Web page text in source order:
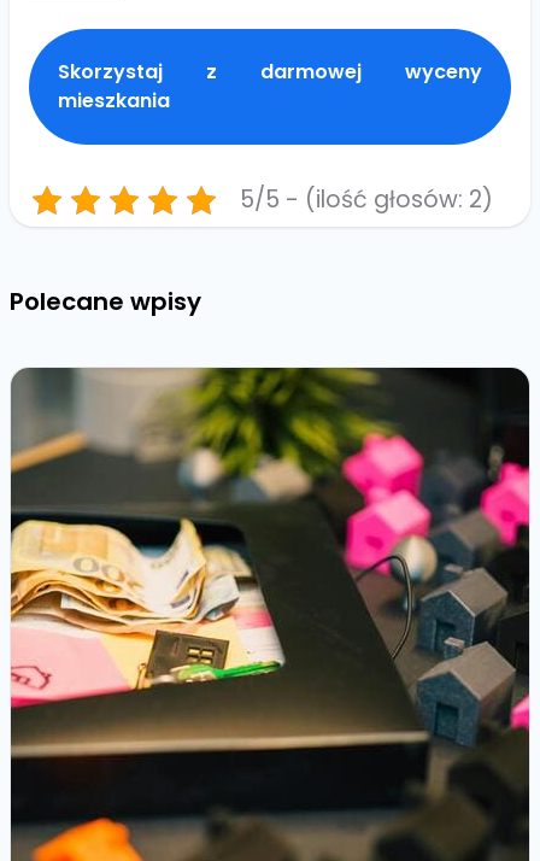
Skorzystaj z darmowej wyceny
mieszkania
5/5 - (ilość głosów: 2)
Polecane wpisy